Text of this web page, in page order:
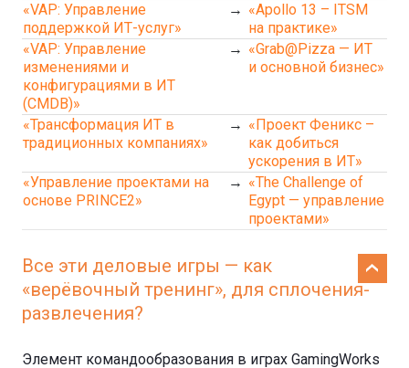
«VAP: Управление
поддержкой ИТ-услуг»
→ «Apollo 13 – ITSM
на практике»
«VAP: Управление
изменениями и
конфигурациями в ИТ
(CMDB)»
→ «Grab@Pizza — ИТ
и основной бизнес»
«Трансформация ИТ в
традиционных компаниях»
→ «Проект Феникс –
как добиться
ускорения в ИТ»
«Управление проектами на
основе PRINCE2»
→ «The Challenge of
Egypt — управление
проектами»
Все эти деловые игры — как
«верёвочный тренинг», для сплочения-
развлечения?
Элемент командообразования в играх GamingWorks